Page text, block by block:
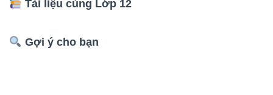
Tài liệu cùng Lớp 12
Gợi ý cho bạn